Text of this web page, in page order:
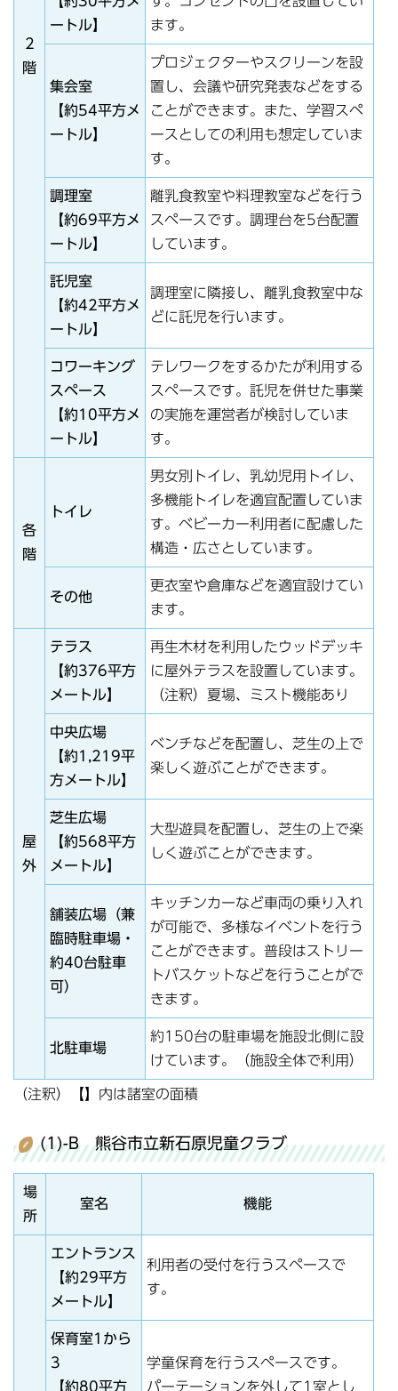
2
階
ートル】
ます。
集会室
【約54平方メ
ートル】
プロジェクターやスクリーンを設
置し、会議や研究発表などをする
ことができます。また、学習スペ
ースとしての利用も想定していま
す。
調理室
【約69平方メ
ートル】
離乳食教室や料理教室などを行う
スペースです。調理台を5台配置
しています。
託児室
【約42平方メ
ートル】
調理室に隣接し、離乳食教室中な
どに託児を行います。
コワーキング
スペース
【約10平方メ
ートル】
テレワークをするかたが利用する
スペースです。託児を併せた事業
の実施を運営者が検討していま
す。
各
階
トイレ
男女別トイレ、乳幼児用トイレ、
多機能トイレを適宜配置していま
す。ベビーカー利用者に配慮した
構造・広さとしています。
その他
更衣室や倉庫などを適宜設けてい
ます。
屋
外
テラス
【約376平方
メートル】
再生木材を利用したウッドデッキ
に屋外テラスを設置しています。
（注釈）夏場、ミスト機能あり
中央広場
【約1,219平
方メートル】
ベンチなどを配置し、芝生の上で
楽しく遊ぶことができます。
芝生広場
【約568平方
メートル】
大型遊具を配置し、芝生の上で楽
しく遊ぶことができます。
舗装広場（兼
臨時駐車場・
約40台駐車
可）
キッチンカーなど車両の乗り入れ
が可能で、多様なイベントを行う
ことができます。普段はストリー
トバスケットなどを行うことがで
きます。
北駐車場
約150台の駐車場を施設北側に設
けています。（施設全体で利用）
（注釈）【】内は諸室の面積
(1)-B 熊谷市立新石原児童クラブ
場
所
室名 機能
エントランス
【約29平方
メートル】
利用者の受付を行うスペースで
す。
保育室1から
3
【約80平方
学童保育を行うスペースです。
パーテーションを外して1室とし